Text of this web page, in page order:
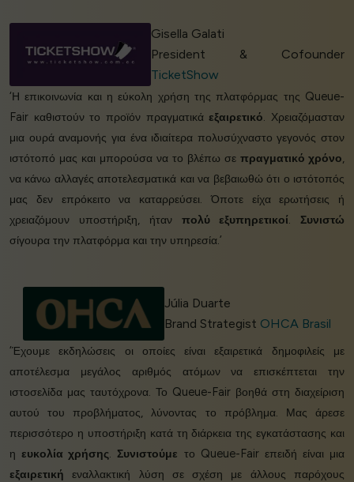
Gisella Galati
President & Cofounder
TicketShow
‘Η επικοινωνία και η εύκολη χρήση της πλατφόρμας της Queue-
Fair καθιστούν το προϊόν πραγματικάεξαιρετικό. Χρειαζόμασταν
μια ουρά αναμονής για ένα ιδιαίτερα πολυσύχναστο γεγονός στον
ιστότοπό μας και μπορούσα να το βλέπω σε πραγματικό χρόνο,
να κάνω αλλαγές αποτελεσματικά και να βεβαιωθώ ότι ο ιστότοπός
μας δεν επρόκειτο να καταρρεύσει. Όποτε είχα ερωτήσεις ή
χρειαζόμουν υποστήριξη, ήταν πολύ εξυπηρετικοί. Συνιστώ
σίγουρα την πλατφόρμα και την υπηρεσία.’
Júlia Duarte
Brand Strategist OHCA Brasil
‘Έχουμε εκδηλώσεις οι οποίες είναι εξαιρετικά δημοφιλείς με
αποτέλεσμα μεγάλος αριθμός ατόμων να επισκέπτεται την
ιστοσελίδα μας ταυτόχρονα. Το Queue-Fair βοηθά στη διαχείριση
αυτού του προβλήματος, λύνοντας το πρόβλημα. Μας άρεσε
περισσότερο η υποστήριξη κατά τη διάρκεια της εγκατάστασης και
ηευκολία χρήσης.Συνιστούμε το Queue-Fair επειδή είναι μια
εξαιρετική εναλλακτική λύση σε σχέση με άλλους παρόχους